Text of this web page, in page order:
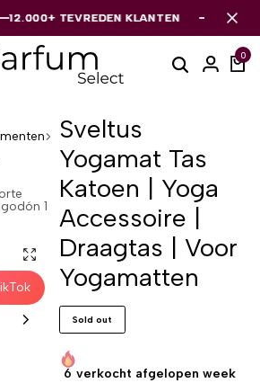
TEVREDEN KLANTEN
TEVREDEN KLANTEN
TEVREDEN KLANTEN
0
1
Sveltus
Yogamat Tas
Katoen | Yoga
Accessoire |
Draagtas | Voor
Yogamatten
Sold out
6 verkocht afgelopen week